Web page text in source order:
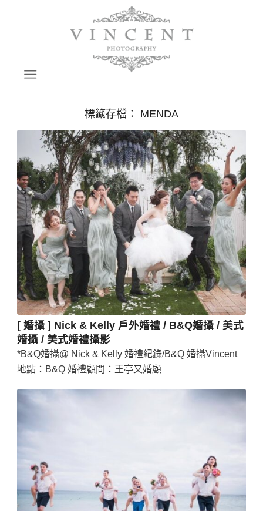
標籤存檔： MENDA
[ 婚攝 ] Nick & Kelly 戶外婚禮 / B&Q婚攝 / 美式
婚攝 / 美式婚禮攝影
*B&Q婚攝@ Nick & Kelly 婚禮紀錄/B&Q 婚攝Vincent
地點：B&Q 婚禮顧問：王亭又婚顧